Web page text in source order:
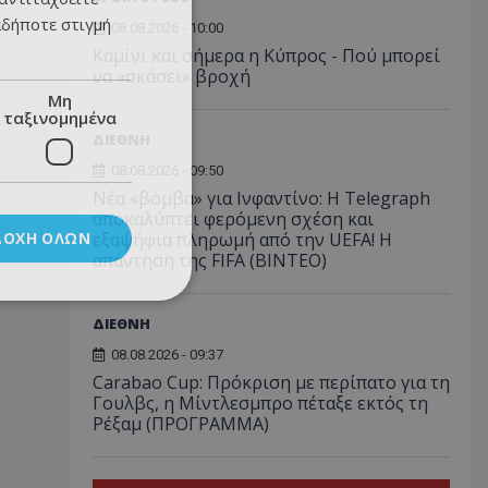
08.08.2026 - 10:00
Καμίνι και σήμερα η Κύπρος - Πού μπορεί
να «σκάσει» βροχή
08.08.2026 - 09:50
Νέα «βόμβα» για Ινφαντίνο: Η Telegraph
αποκαλύπτει φερόμενη σχέση και
εξαψήφια πληρωμή από την UEFA! Η
απάντηση της FIFA (ΒΙΝΤΕΟ)
ΔΙΕΘΝΗ
08.08.2026 - 09:37
Carabao Cup: Πρόκριση με περίπατο για τη
Γουλβς, η Μίντλεσμπρο πέταξε εκτός τη
Ρέξαμ (ΠΡΟΓΡΑΜΜΑ)
στιγμή
Μη
ταξινομημένα
ΌΛΩΝ